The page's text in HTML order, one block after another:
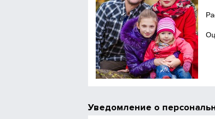
Уведомление о